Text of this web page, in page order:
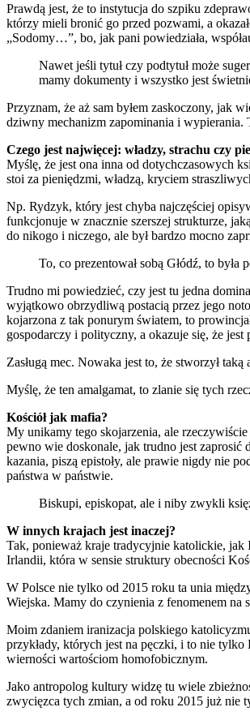
Prawdą jest, że to instytucja do szpiku
którzy mieli bronić go przed pozwami, a
„Sodomy…”, bo, jak pani powiedziała,
Nawet jeśli tytuł czy podtytuł może
mamy dokumenty i wszystko jest
Przyznam, że aż sam byłem zaskoczony, jak
dziwny mechanizm zapominania i wypierania.
Czego jest najwięcej: władzy, strachu czy
Myślę, że jest ona inna od dotychczasowych
stoi za pieniędzmi, władzą, kryciem
Np. Rydzyk, który jest chyba najczęściej
funkcjonuje w znacznie szerszej strukturze,
do nikogo i niczego, ale był bardzo mocno
To, co prezentował sobą Głódź, to
Trudno mi powiedzieć, czy jest tu jedna
wyjątkowo obrzydliwą postacią przez jego
kojarzona z tak ponurym światem, to
gospodarczy i polityczny, a okazuje się, że
Zasługą mec. Nowaka jest to, że stworzył
Myślę, że ten amalgamat, to zlanie się tych
Kościół jak mafia?
My unikamy tego skojarzenia, ale
pewno wie doskonale, jak trudno jest
kazania, piszą epistoły, ale prawie nigdy nie
państwa w państwie.
Biskupi, episkopat, ale i niby zwykli
W innych krajach jest inaczej?
Tak, ponieważ kraje tradycyjnie katolickie, jak
Irlandii, która w sensie struktury obecności
W Polsce nie tylko od 2015 roku ta unia
Wiejska. Mamy do czynienia z fenomenem na
Moim zdaniem iranizacja polskiego
przykłady, których jest na pęczki, i to nie
wierności wartościom homofobicznym.
Jako antropolog kultury widzę tu wiele
zwycięzca tych zmian, a od roku 2015 już nie